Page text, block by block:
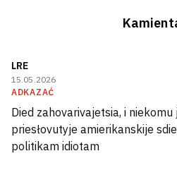
LRE
15.05.2026
ADKAZAĆ
Died zahovarivajetsia, i
priesłovutyje amierikanskije
politikam idiotam
Štorm narabiŭ biady ŭ
Maładziečanskim